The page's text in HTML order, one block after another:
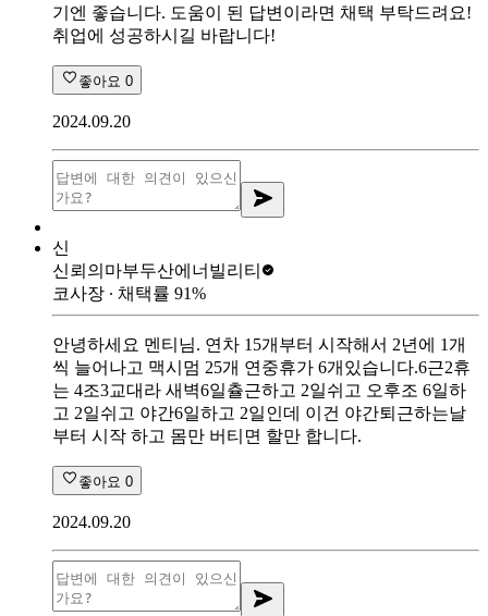
기엔 좋습니다. 도움이 된 답변이라면 채택 부탁드려요!
취업에 성공하시길 바랍니다!
좋아요 0
2024.09.20
신
신뢰의마부두산에너빌리티
코사장 ∙ 채택률 91%
안녕하세요 멘티님. 연차 15개부터 시작해서 2년에 1개
씩 늘어나고 맥시멈 25개 연중휴가 6개있습니다.6근2휴
는 4조3교대라 새벽6일츌근하고 2일쉬고 오후조 6일하
고 2일쉬고 야간6일하고 2일인데 이건 야간퇴근하는날
부터 시작 하고 몸만 버티면 할만 합니다.
좋아요 0
2024.09.20